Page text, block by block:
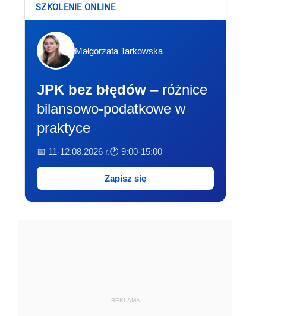
SZKOLENIE ONLINE
Małgorzata Tarkowska
JPK bez błędów – różnice
bilansowo-podatkowe w
praktyce
📅 11-12.08.2026 r.🕐 9:00-15:00
Zapisz się
REKLAMA